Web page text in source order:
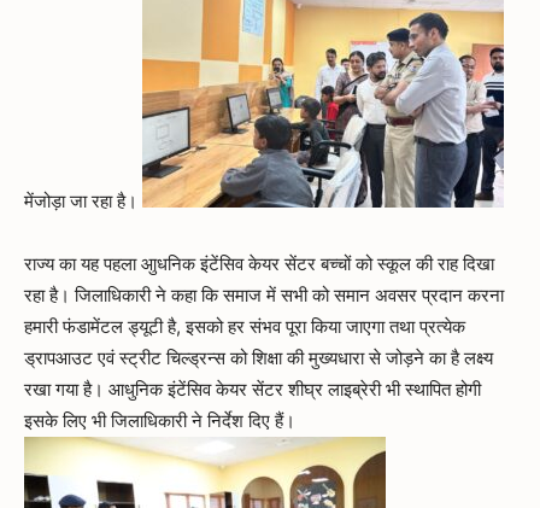
मेंजोड़ा जा रहा है।
राज्य का यह पहला आुधनिक इंटेंसिव केयर सेंटर बच्चों को स्कूल की राह दिखा
रहा है। जिलाधिकारी ने कहा कि समाज में सभी को समान अवसर प्रदान करना
हमारी फंडामेंटल ड्यूटी है, इसको हर संभव पूरा किया जाएगा तथा प्रत्येक
ड्रापआउट एवं स्ट्रीट चिल्ड्रन्स को शिक्षा की मुख्यधारा से जोड़ने का है लक्ष्य
रखा गया है। आधुनिक इंटेंसिव केयर सेंटर शीघ्र लाइब्रेरी भी स्थापित होगी
इसके लिए भी जिलाधिकारी ने निर्देश दिए हैं।